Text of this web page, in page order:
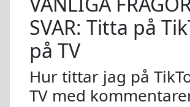
SVAR: Titta på
på TV
Hur tittar jag på
TV med